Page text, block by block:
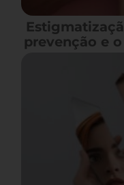
prevenção e